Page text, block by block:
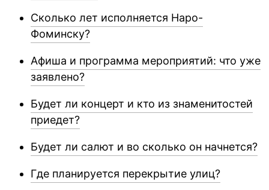
Сколько лет исполняется Наро-
Фоминску?
Афиша и программа мероприятий: что уже
заявлено?
Будет ли концерт и кто из знаменитостей
приедет?
Будет ли салют и во сколько он начнется?
Где планируется перекрытие улиц?